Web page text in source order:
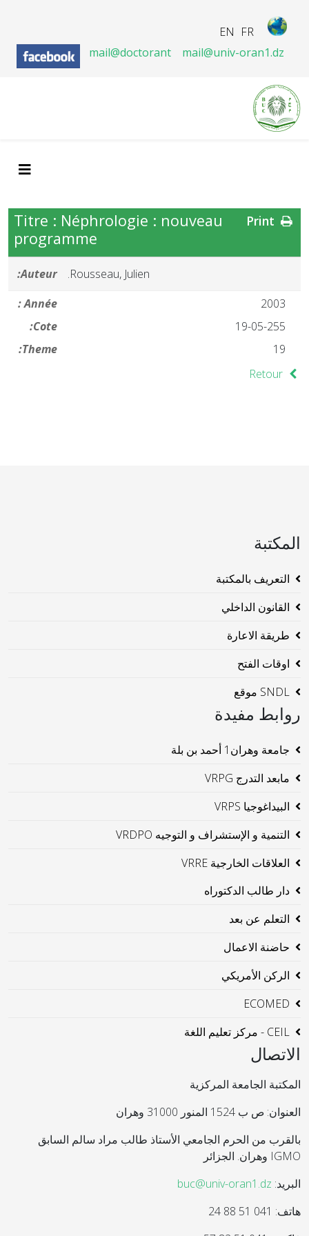
FR
EN
mail@doctorant
mail@univ-oran1.dz
Titre : Néphrologie : nouveau
programme
Auteur:
Rousseau, Julien.
Année :
2003
Cote:
19-05-255
Theme:
19
Retour
المكتبة
التعريف بالمكتبة
القانون الداخلي
طريقة الاعارة
اوقات الفتح
SNDL موقع
روابط مفيدة
جامعة وهران1 أحمد بن بلة
مابعد التدرج VRPG
البيداغوجيا VRPS
التنمية و الإستشراف و التوجيه VRDPO
العلاقات الخارجية VRRE
دار طالب الدكتوراه
التعلم عن بعد
حاضنة الاعمال
الركن الأمريكي
ECOMED
CEIL - مركز تعليم اللغة
الاتصال
المكتبة الجامعة المركزية
العنوان: ص ب 1524 المنور 31000 وهران
بالقرب من الحرم الجامعي الأستاذ طالب مراد سالم السابق
IGMO وهران. الجزائر
البريد: buc@univ-oran1.dz
هاتف: 041 51 88 24